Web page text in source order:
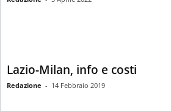
Lazio-Milan, info e costi
Redazione - 14 Febbraio 2019